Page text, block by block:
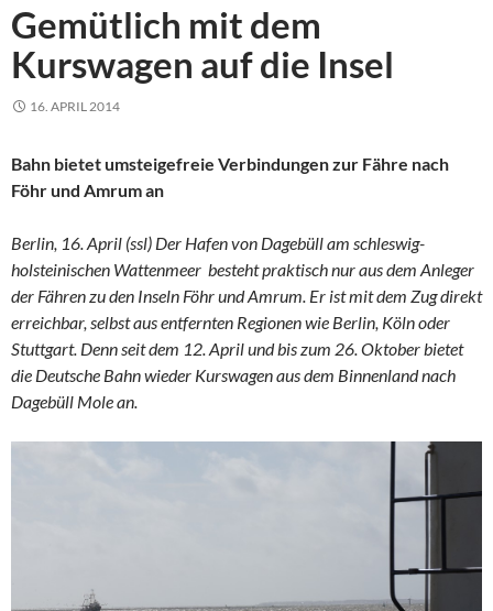
Gemütlich mit dem
Kurswagen auf die Insel
16. APRIL 2014
Bahn bietet umsteigefreie Verbindungen zur Fähre nach
Föhr und Amrum an
Berlin, 16. April (ssl) Der Hafen von Dagebüll am schleswig-
holsteinischen Wattenmeer besteht praktisch nur aus dem Anleger
der Fähren zu den Inseln Föhr und Amrum. Er ist mit dem Zug direkt
erreichbar, selbst aus entfernten Regionen wie Berlin, Köln oder
Stuttgart. Denn seit dem 12. April und bis zum 26. Oktober bietet
die Deutsche Bahn wieder Kurswagen aus dem Binnenland nach
Dagebüll Mole an.